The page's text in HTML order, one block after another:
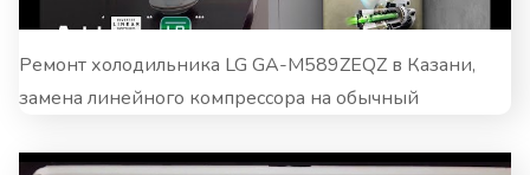
Ремонт холодильника LG GA-M589ZEQZ в Казани,
замена линейного компрессора на обычный